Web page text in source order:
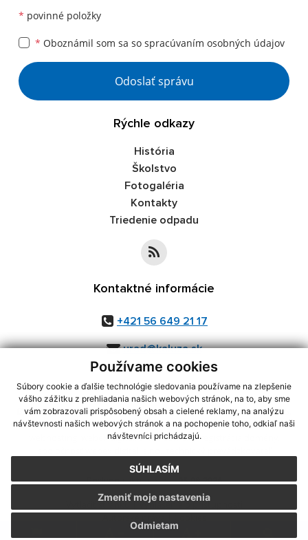
Používame cookies
Súbory cookie a ďalšie technológie sledovania používame na zlepšenie
vášho zážitku z prehliadania našich webových stránok, na to, aby sme
vám zobrazovali prispôsobený obsah a cielené reklamy, na analýzu
návštevnosti našich webových stránok a na pochopenie toho, odkiaľ naši
návštevníci prichádzajú.
SÚHLASÍM
Odmietam
Zmeniť moje nastavenia
* povinné položky
* Oboznámil som sa so spracúvaním osobných údajov
Google reCaptcha Response
Odoslať správu
Rýchle odkazy
História
Školstvo
Fotogaléria
Kontakty
Triedenie odpadu
Kontaktné informácie
+421 56 649 21 17
urad@kaluza.sk
využite možnosť získavania aktuálnych informácií s využitím RSS
CMS systém (redakčný) systém ECHELON 2,Mapa stránok,web portál
webex.digital, s.r.o.,domény,registrácia domény
Posledná aktualizácia:05.08.2026
Vytlačiť stránku|Vyhlásenie o prístupnosti